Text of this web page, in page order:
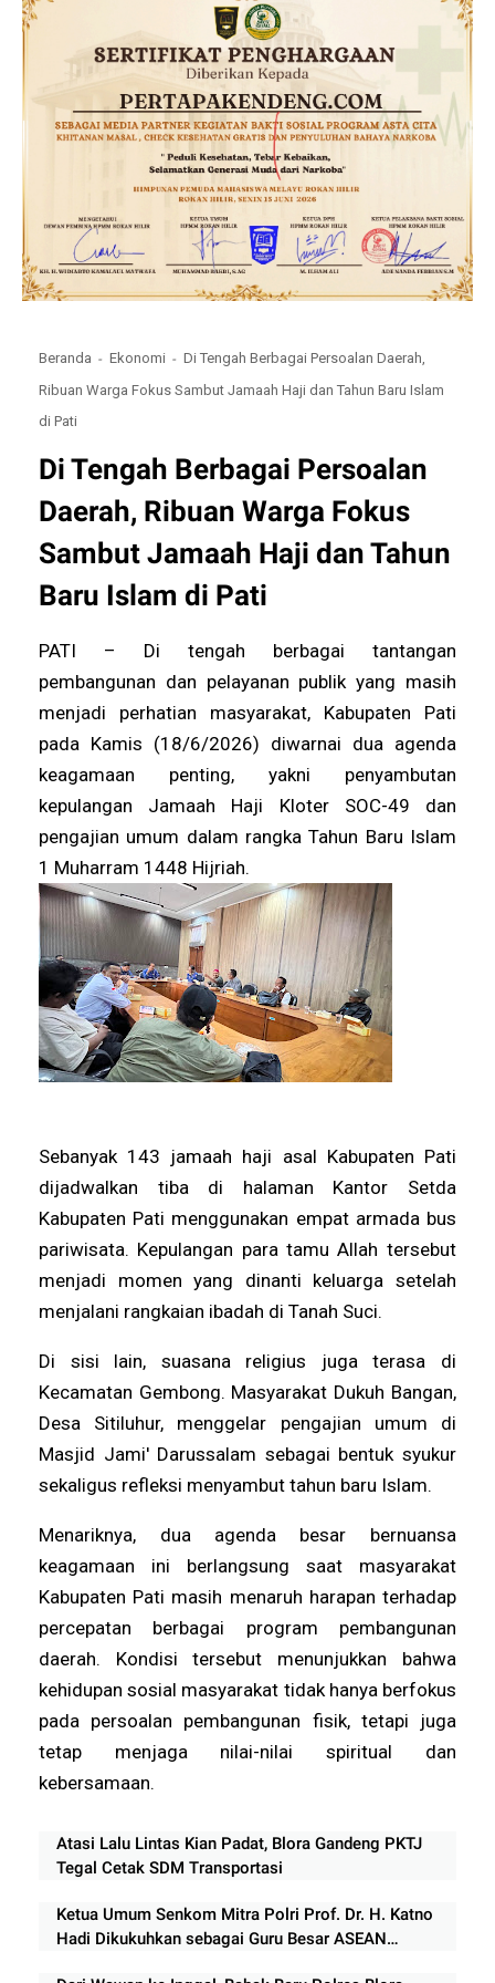
Beranda Ekonomi
Di Tengah Berbagai Persoalan Daerah,
Ribuan Warga Fokus Sambut Jamaah Haji dan Tahun Baru Islam
di Pati
Di Tengah Berbagai Persoalan
Daerah, Ribuan Warga Fokus
Sambut Jamaah Haji dan Tahun
Baru Islam di Pati
PATI – Di tengah berbagai tantangan
pembangunan dan pelayanan publik yang masih
menjadi perhatian masyarakat, Kabupaten Pati
pada Kamis (18/6/2026) diwarnai dua agenda
keagamaan penting, yakni penyambutan
kepulangan Jamaah Haji Kloter SOC-49 dan
pengajian umum dalam rangka Tahun Baru Islam
1 Muharram 1448 Hijriah.
Sebanyak 143 jamaah haji asal Kabupaten Pati
dijadwalkan tiba di halaman Kantor Setda
Kabupaten Pati menggunakan empat armada bus
pariwisata. Kepulangan para tamu Allah tersebut
menjadi momen yang dinanti keluarga setelah
menjalani rangkaian ibadah di Tanah Suci.
Di sisi lain, suasana religius juga terasa di
Kecamatan Gembong. Masyarakat Dukuh Bangan,
Desa Sitiluhur, menggelar pengajian umum di
Masjid Jami' Darussalam sebagai bentuk syukur
sekaligus refleksi menyambut tahun baru Islam.
Menariknya, dua agenda besar bernuansa
keagamaan ini berlangsung saat masyarakat
Kabupaten Pati masih menaruh harapan terhadap
percepatan berbagai program pembangunan
daerah. Kondisi tersebut menunjukkan bahwa
kehidupan sosial masyarakat tidak hanya berfokus
pada persoalan pembangunan fisik, tetapi juga
tetap menjaga nilai-nilai spiritual dan
kebersamaan.
Atasi Lalu Lintas Kian Padat, Blora Gandeng PKTJ
Tegal Cetak SDM Transportasi
Ketua Umum Senkom Mitra Polri Prof. Dr. H. Katno
Hadi Dikukuhkan sebagai Guru Besar ASEAN